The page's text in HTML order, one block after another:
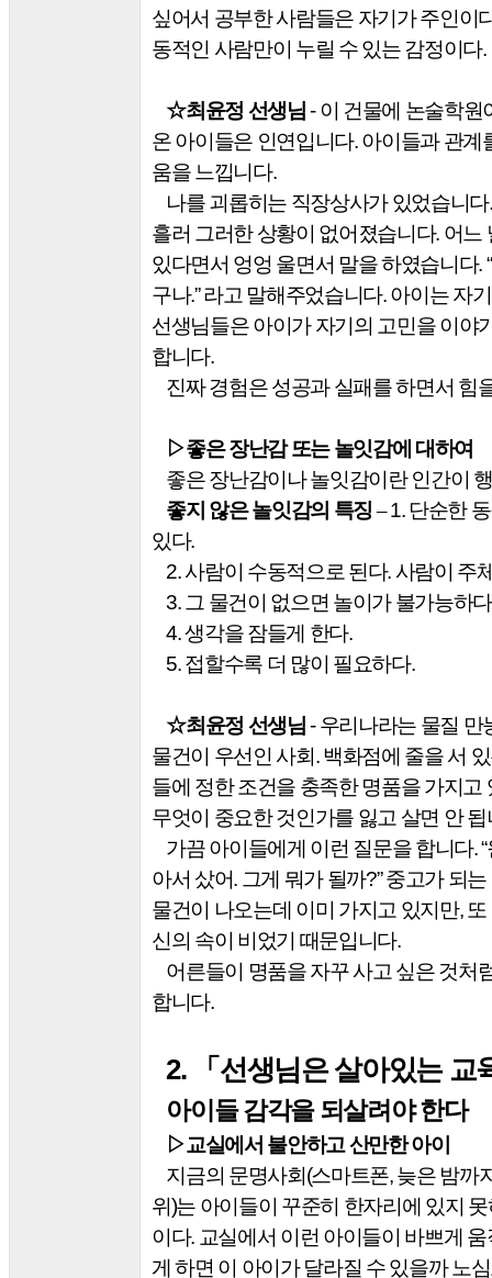
싶어서 공부한 사람들은 자기가 주인이
동적인 사람만이 누릴 수 있는 감정이다.
☆최윤정 선생님 -이 건물에 논술학원
온 아이들은 인연입니다.아이들과 관계
움을 느낍니다.
나를 괴롭히는 직장상사가 있었습니다
흘러 그러한 상황이 없어졌습니다. 어느
있다면서 엉엉 울면서 말을 하였습니다. “
구나.”라고 말해주었습니다.아이는 자
선생님들은 아이가 자기의 고민을 이야
합니다.
진짜 경험은 성공과 실패를 하면서 힘
▷좋은 장난감 또는 놀잇감에 대하여
좋은 장난감이나 놀잇감이란 인간이
좋지 않은 놀잇감의 특징 –1. 단순한
있다.
2.사람이 수동적으로 된다. 사람이 주
3. 그 물건이 없으면 놀이가 불가능하다
4.생각을 잠들게 한다.
5.접할수록 더 많이 필요하다.
☆최윤정 선생님 -우리나라는 물질 만
물건이 우선인 사회 .백화점에 줄을 서
들에 정한 조건을 충족한 명품을 가지
무엇이 중요한 것인가를 잃고 살면 안 됩
가끔 아이들에게 이런 질문을 합니다. “
아서 샀어. 그게 뭐가 될까?”중고가 되
물건이 나오는데 이미 가지고 있지만, 또
신의 속이 비었기 때문입니다.
어른들이 명품을 자꾸 사고 싶은 것처
합니다.
2. 「 선생님은 살아있는 교
아이들 감각을 되살려야 한다
▷교실에서 불안하고 산만한 아이
지금의 문명사회 (스마트폰,늦은 밤까
위)는 아이들이 꾸준히 한자리에 있지
이다. 교실에서 이런 아이들이 바쁘게
게 하면 이 아이가 달라질 수 있을까 노